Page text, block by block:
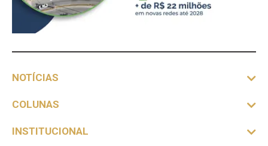
NOTÍCIAS
COLUNAS
INSTITUCIONAL